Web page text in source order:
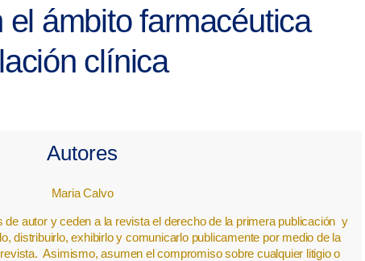
ámbito farmacéutica
clínica
Autores
Maria Calvo
autor y ceden a la revista el derecho de la primera publicación y
distribuirlo, exhibirlo y comunicarlo publicamente por medio de la
Asimismo, asumen el compromiso sobre cualquier litigio o